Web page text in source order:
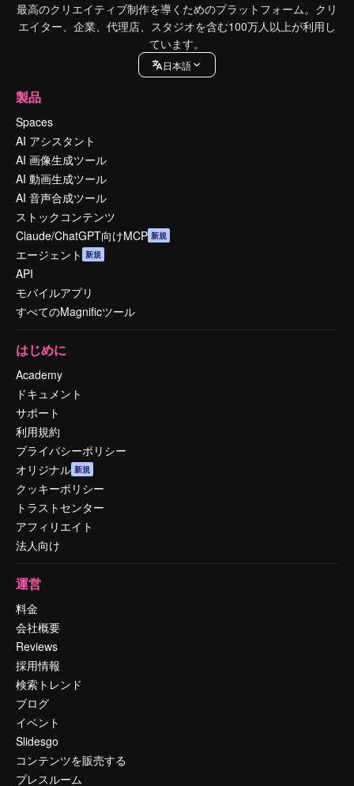
最高のクリエイティブ制作を導くためのプラットフォーム。クリ
エイター、企業、代理店、スタジオを含む100万人以上が利用し
ています。
日本語
製品
Spaces
AI アシスタント
AI 画像生成ツール
AI 動画生成ツール
AI 音声合成ツール
ストックコンテンツ
Claude/ChatGPT向けMCP 新規
エージェント 新規
API
モバイルアプリ
すべてのMagnificツール
はじめに
Academy
ドキュメント
サポート
利用規約
プライバシーポリシー
オリジナル 新規
クッキーポリシー
トラストセンター
アフィリエイト
法人向け
運営
料金
会社概要
Reviews
採用情報
検索トレンド
ブログ
イベント
Slidesgo
コンテンツを販売する
プレスルーム